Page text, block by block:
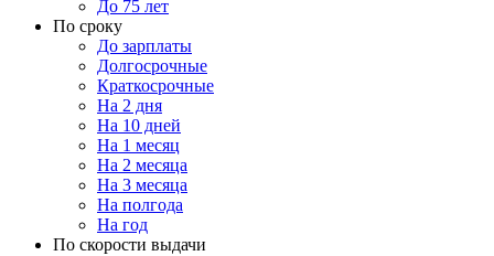
До 75 лет
По сроку
До зарплаты
Долгосрочные
Краткосрочные
На 2 дня
На 10 дней
На 1 месяц
На 2 месяца
На 3 месяца
На полгода
На год
По скорости выдачи